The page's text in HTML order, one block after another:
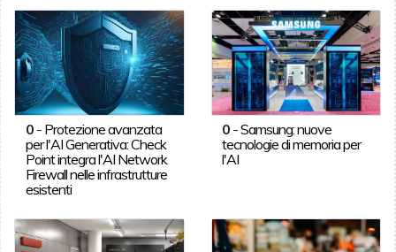
0- Protezione avanzata
per l'AI Generativa: Check
Point integra l'AI Network
Firewall nelle infrastrutture
esistenti
0 -Samsung: nuove
tecnologie di memoria per
l'AI